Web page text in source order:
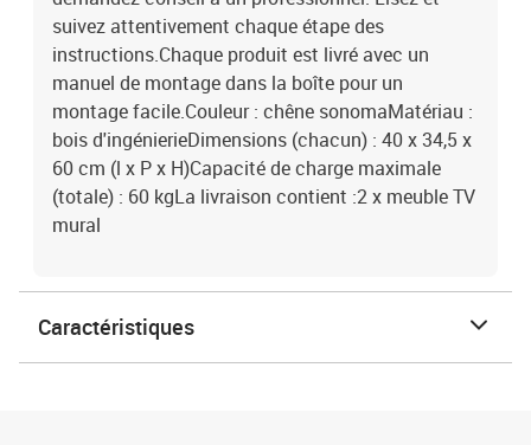
suivez attentivement chaque étape des
instructions.Chaque produit est livré avec un
manuel de montage dans la boîte pour un
montage facile.Couleur : chêne sonomaMatériau :
bois d'ingénierieDimensions (chacun) : 40 x 34,5 x
60 cm (l x P x H)Capacité de charge maximale
(totale) : 60 kgLa livraison contient :2 x meuble TV
mural
Caractéristiques